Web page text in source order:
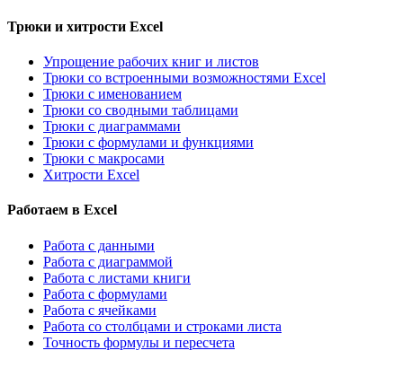
Трюки и хитрости Excel
Упрощение рабочих книг и листов
Трюки со встроенными возможностями Excel
Трюки с именованием
Трюки со сводными таблицами
Трюки с диаграммами
Трюки с формулами и функциями
Трюки с макросами
Хитрости Excel
Работаем в Excel
Работа с данными
Работа с диаграммой
Работа с листами книги
Работа с формулами
Работа с ячейками
Работа со столбцами и строками листа
Точность формулы и пересчета